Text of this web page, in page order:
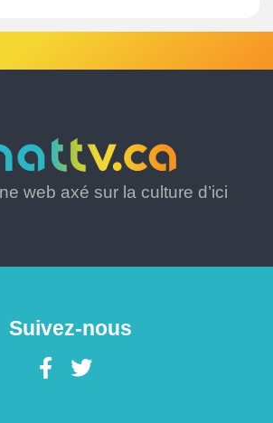
web axé sur la culture d’ici
Suivez-nous